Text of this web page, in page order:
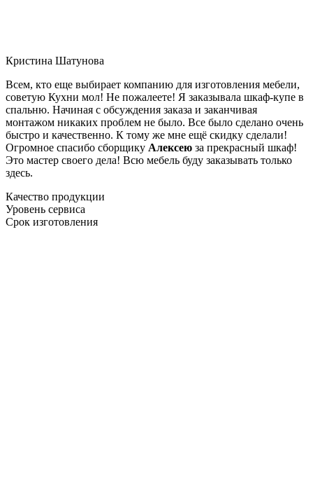
Кристина Шатунова
Всем, кто еще выбирает компанию для изготовления мебели,
советую Кухни мол! Не пожалеете! Я заказывала шкаф-купе в
спальню. Начиная с обсуждения заказа и заканчивая
монтажом никаких проблем не было. Все было сделано очень
быстро и качественно. К тому же мне ещё скидку сделали!
Огромное спасибо сборщику Алексею за прекрасный шкаф!
Это мастер своего дела! Всю мебель буду заказывать только
здесь.
Качество продукции
Уровень сервиса
Срок изготовления